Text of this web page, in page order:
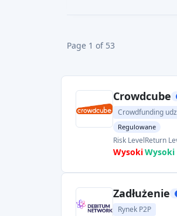
Page 1 of 53
Crowdcube
Crowdfunding
Regulowane
Risk Level
Wysoki
Return
Wysoki
Zadłużenie
Rynek P2P